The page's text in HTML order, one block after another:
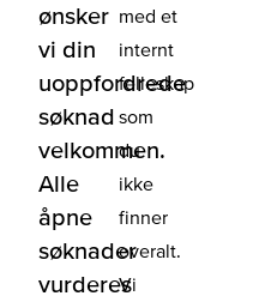
ønsker
vi din
uoppfordrede
søknad
velkommen.
Alle
åpne
søknader
vurderes
med et
internt
felleskap
som
du
ikke
finner
overalt.
Vi